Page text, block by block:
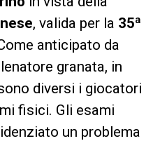
, valida per la 35ª
anticipato da
granata, in
diversi i giocatori
fisici. Gli esami
un problema